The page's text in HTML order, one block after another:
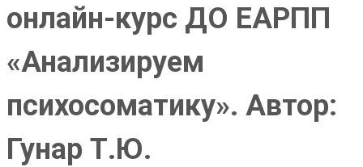
онлайн-курс ДО ЕАРПП
«Анализируем
психосоматику». Автор:
Гунар Т.Ю.